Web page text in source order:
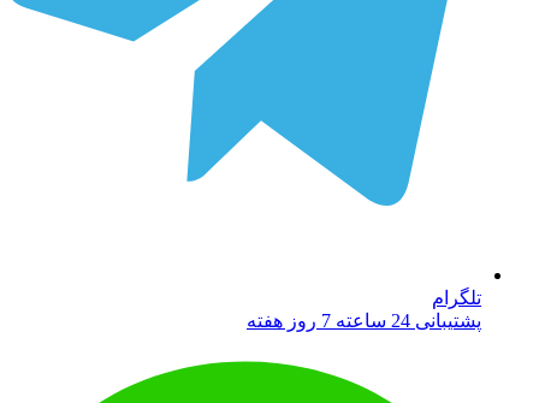
تلگرام
پشتیبانی 24 ساعته 7 روز هفته